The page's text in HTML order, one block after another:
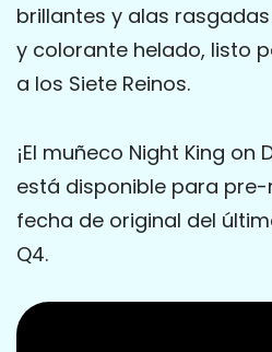
brillantes y alas
y colorante helado, listo
a los Siete Reinos.
¡El muñeco Night King on
está disponible para
fecha de original del
Q4.